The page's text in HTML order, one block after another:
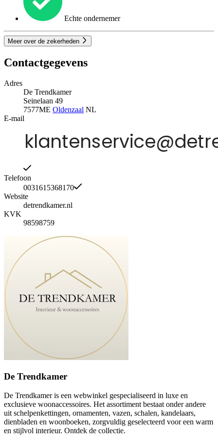
Echte ondernemer
Meer over de zekerheden
Contactgegevens
Adres
De Trendkamer
Seinelaan 49
7577ME Oldenzaal NL
E-mail
Telefoon
0031615368170
Website
detrendkamer.nl
KVK
98598759
De Trendkamer
De Trendkamer is een webwinkel gespecialiseerd in luxe en
exclusieve woonaccessoires. Het assortiment bestaat onder andere
uit schelpenkettingen, ornamenten, vazen, schalen, kandelaars,
dienbladen en woonboeken, zorgvuldig geselecteerd voor een warm
en stijlvol interieur. Ontdek de collectie.